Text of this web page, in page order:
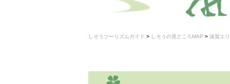
しそうツーリズムガイド > しそうの見どころMAP > 波賀エ